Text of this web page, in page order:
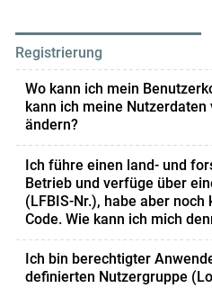
dann per 31. Dezember des
Bitte beachten Sie, dass die
Beihilfe bis dahin aufrecht
Registrierung
Wo kann ich mein
kann ich meine Nutzerdaten
ändern?
Unterlko.at/apos-rtkfinden
"Registrierung/Anmeldung/
der Zugangsdaten" den Link
Benutzerkonto. Dort können
Zugangsdaten im Anschluss
Registrierung auch jederzeit
Ich führe einen land- und
Betrieb und verfüge über
(LFBIS-Nr.), habe aber noch
Code. Wie kann ich mich
Bitte fordern Sie einen eAMA-
https://services.ama.at/an.
Ich bin berechtigter
definierten Nutzergruppe